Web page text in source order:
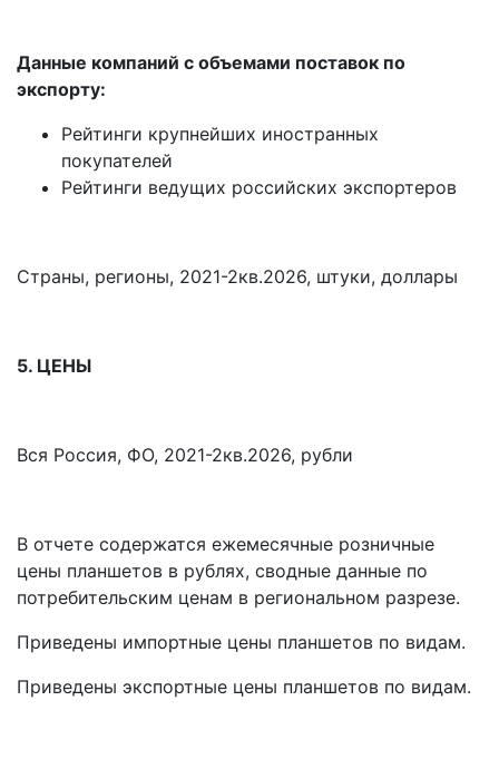
Данные компаний с объемами поставок по
экспорту:
Рейтинги крупнейших иностранных
покупателей
Рейтинги ведущих российских экспортеров
Страны, регионы, 2021-2кв.2026, штуки, доллары
5. ЦЕНЫ
Вся Россия, ФО, 2021-2кв.2026, рубли
В отчете содержатся ежемесячные розничные
цены планшетов в рублях, сводные данные по
потребительским ценам в региональном разрезе.
Приведены импортные цены планшетов по видам.
Приведены экспортные цены планшетов по видам.